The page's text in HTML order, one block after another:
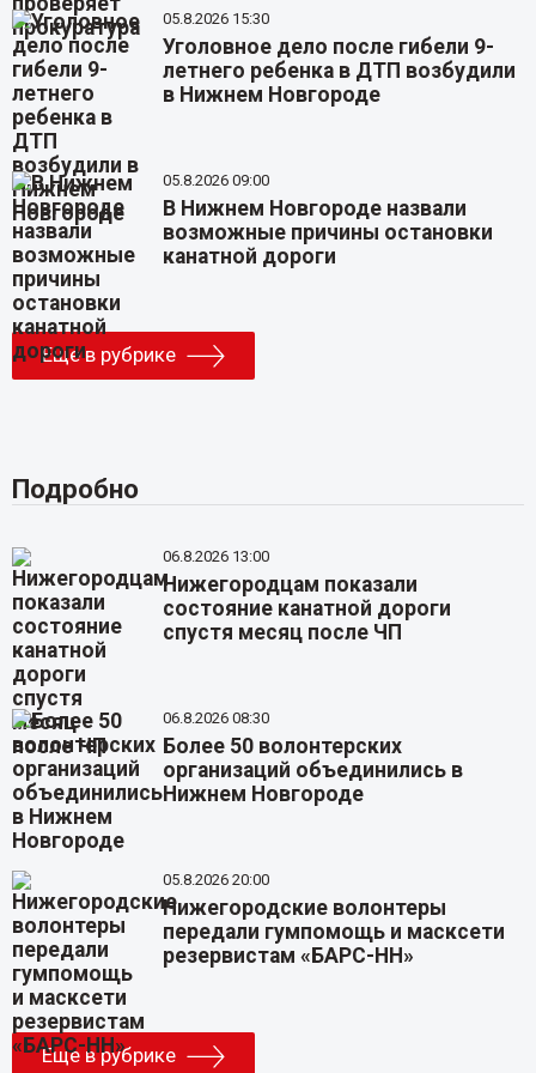
05.8.2026 15:30
Уголовное дело после гибели 9-
летнего ребенка в ДТП возбудили
в Нижнем Новгороде
05.8.2026 09:00
В Нижнем Новгороде назвали
возможные причины остановки
канатной дороги
Еще в рубрике
Подробно
06.8.2026 13:00
Нижегородцам показали
состояние канатной дороги
спустя месяц после ЧП
06.8.2026 08:30
Более 50 волонтерских
организаций объединились в
Нижнем Новгороде
05.8.2026 20:00
Нижегородские волонтеры
передали гумпомощь и масксети
резервистам «БАРС-НН»
Еще в рубрике